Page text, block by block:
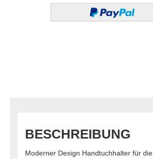
BESCHREIBUNG
Moderner Design Handtuchhalter für die